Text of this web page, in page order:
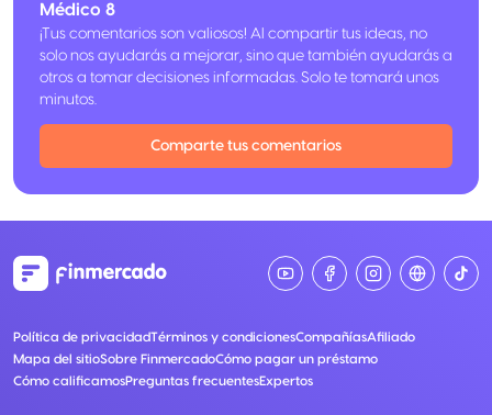
Médico 8
¡Tus comentarios son valiosos! Al compartir tus ideas, no
solo nos ayudarás a mejorar, sino que también ayudarás a
otros a tomar decisiones informadas. Solo te tomará unos
minutos.
Comparte tus comentarios
Política de privacidadTérminos y condicionesCompañíasAfiliado
Mapa del sitioSobre FinmercadoCómo pagar un préstamo
Cómo calificamosPreguntas frecuentesExpertos